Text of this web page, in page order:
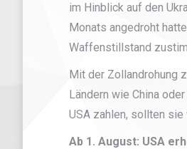
im Hinblick auf den
Monats angedroht
Waffenstillstand
Mit der Zollandrohung
Ländern wie China
USA zahlen, sollten
Ab 1. August: USA